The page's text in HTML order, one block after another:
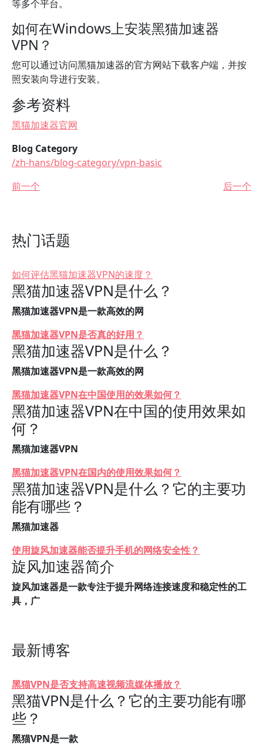
等多个平台。
如何在Windows上安装黑猫加速器
VPN？
您可以通过访问黑猫加速器的官方网站下载客户端，并按
照安装向导进行安装。
参考资料
黑猫加速器官网
Blog Category
/zh-hans/blog-category/vpn-basic
前一个
后一个
热门话题
如何评估黑猫加速器VPN的速度？
黑猫加速器VPN是什么？
黑猫加速器VPN是一款高效的网
黑猫加速器VPN是否真的好用？
黑猫加速器VPN是什么？
黑猫加速器VPN是一款高效的网
黑猫加速器VPN在中国使用的效果如何？
黑猫加速器VPN在中国的使用效果如
何？
黑猫加速器VPN
黑猫加速器VPN在国内的使用效果如何？
黑猫加速器VPN是什么？它的主要功
能有哪些？
黑猫加速器
使用旋风加速器能否提升手机的网络安全性？
旋风加速器简介
旋风加速器是一款专注于提升网络连接速度和稳定性的工
具，广
最新博客
黑猫VPN是否支持高速视频流媒体播放？
黑猫VPN是什么？它的主要功能有哪
些？
黑猫VPN是一款